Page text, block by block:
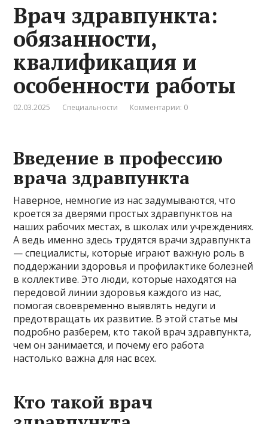
Врач здравпункта:
обязанности,
квалификация и
особенности работы
02.03.2025 Специальности Комментарии: 0
Введение в профессию
врача здравпункта
Наверное, немногие из нас задумываются, что
кроется за дверями простых здравпунктов на
наших рабочих местах, в школах или учреждениях.
А ведь именно здесь трудятся врачи здравпункта
— специалисты, которые играют важную роль в
поддержании здоровья и профилактике болезней
в коллективе. Это люди, которые находятся на
передовой линии здоровья каждого из нас,
помогая своевременно выявлять недуги и
предотвращать их развитие. В этой статье мы
подробно разберем, кто такой врач здравпункта,
чем он занимается, и почему его работа
настолько важна для нас всех.
Кто такой врач